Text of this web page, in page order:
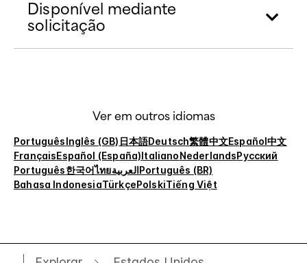
Disponível mediante
solicitação
Ver em outros idiomas
PortuguêsInglês (GB) 日本語Deutsch繁體中文Español中文
FrançaisEspañol (España)ItalianoNederlandsРусский
Português한국어ไทยالعربيةPortuguês (BR)
Bahasa IndonesiaTürkçePolskiTiếng Việt